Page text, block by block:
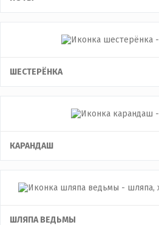
ШЕСТЕРЁНКА
КАРАНДАШ
ШЛЯПА ВЕДЬМЫ